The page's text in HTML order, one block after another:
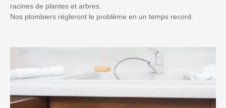
racines de plantes et arbres.
Nos plombiers régleront le problème en un temps record.